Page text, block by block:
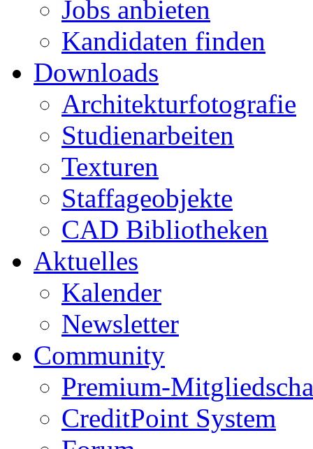
Jobs anbieten
Kandidaten finden
Downloads
Architekturfotografie
Studienarbeiten
Texturen
Staffageobjekte
CAD Bibliotheken
Aktuelles
Kalender
Newsletter
Community
Premium-
CreditPoint System